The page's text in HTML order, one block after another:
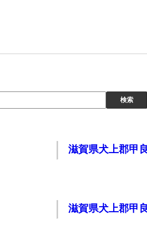
滋賀県犬上郡甲
滋賀県犬上郡甲